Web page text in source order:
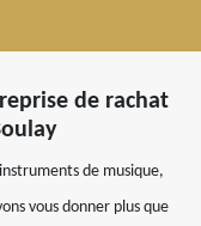
de rachat
de musique,
vous donner plus que